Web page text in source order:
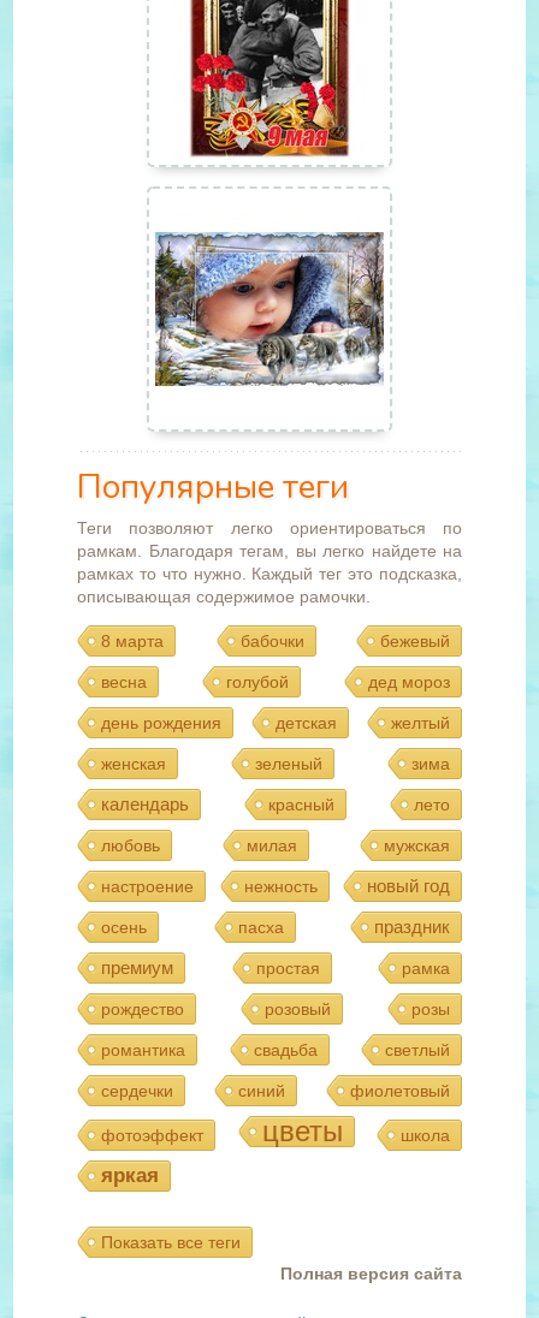
Популярные теги
Теги позволяют легко ориентироваться по
рамкам. Благодаря тегам, вы легко найдете на
рамках то что нужно. Каждый тег это подсказка,
описывающая содержимое рамочки.
8 марта бабочки бежевый
весна голубой дед мороз
день рождения детская желтый
женская зеленый зима
календарь красный лето
любовь милая мужская
настроение нежность новый год
осень пасха
праздник
премиум
простая рамка
рождество розовый розы
романтика свадьба светлый
сердечки синий фиолетовый
фотоэффект цветы школа
яркая
Показать все теги
Полная версия сайта